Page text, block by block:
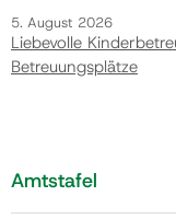
5. August 2026
Liebevolle
Betreuungsplätze
Amtstafel